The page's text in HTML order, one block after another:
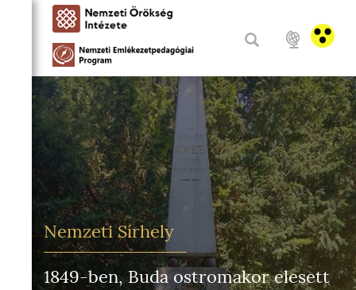
Nemzeti Sírhely
1849-ben, Buda ostromakor elesett